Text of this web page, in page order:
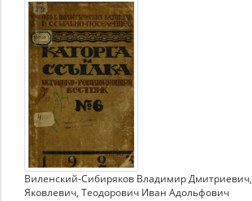
Виленский-Сибиряков Владимир Дмитриевич,
Яковлевич, Теодорович Иван Адольфович